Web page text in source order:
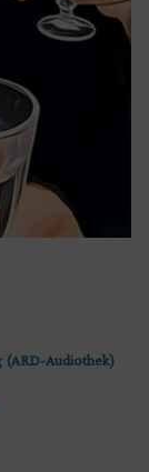
(ARD-Audiothek)